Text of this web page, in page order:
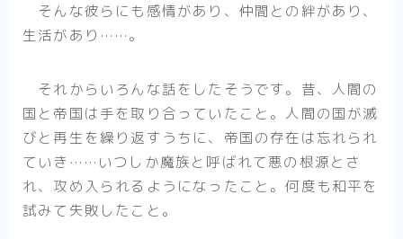
そんな彼らにも感情があり、仲間との絆があり、
生活があり……。
それからいろんな話をしたそうです。昔、人間の
国と帝国は手を取り合っていたこと。人間の国が滅
びと再生を繰り返すうちに、帝国の存在は忘れられ
ていき……いつしか魔族と呼ばれて悪の根源とさ
れ、攻め入られるようになったこと。何度も和平を
試みて失敗したこと。